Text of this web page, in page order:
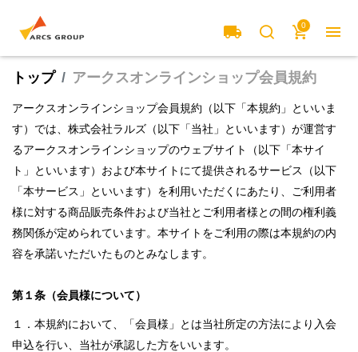
local_shipping search cart
0 menu
トップ アークスオンラインショップ会員規約
アークスオンラインショップ会員規約（以下「本規約」といいま
す）では、株式会社ラルズ（以下「当社」といいます）が運営す
るアークスオンラインショップのウェブサイト（以下「本サイ
ト」といいます）および本サイトにて提供されるサービス（以下
「本サービス」といいます）を利用いただくにあたり、ご利用者
様に対する商品販売条件および当社とご利用者様との間の権利義
務関係が定められています。本サイトをご利用の際は本規約の内
容を承諾いただいたものとみなします。
第１条（会員様について）
１．本規約において、「会員様」とは当社所定の方法により入会
申込を行い、当社が承認した方をいいます。